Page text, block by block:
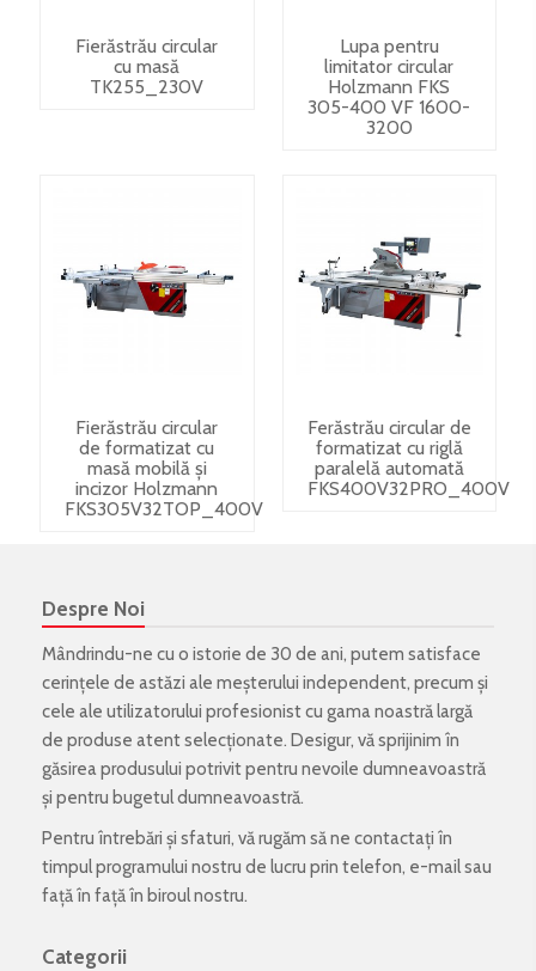
Fierăstrău circular
cu masă
TK255_230V
Lupa pentru
limitator circular
Holzmann FKS
305-400 VF 1600-
3200
Fierăstrău circular
de formatizat cu
masă mobilă și
incizor Holzmann
FKS305V32TOP_400V
Ferăstrău circular de
formatizat cu riglă
paralelă automată
FKS400V32PRO_400V
Despre Noi
Mândrindu-ne cu o istorie de 30 de ani, putem satisface
cerințele de astăzi ale meșterului independent, precum și
cele ale utilizatorului profesionist cu gama noastră largă
de produse atent selecționate. Desigur, vă sprijinim în
găsirea produsului potrivit pentru nevoile dumneavoastră
și pentru bugetul dumneavoastră.
Pentru întrebări și sfaturi, vă rugăm să ne contactați în
timpul programului nostru de lucru prin telefon, e-mail sau
față în față în biroul nostru.
Categorii